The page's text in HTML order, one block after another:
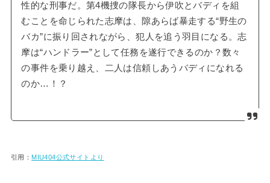
性的な刑事だ。第4機捜の隊長から伊吹とバディを組
むことを命じられた志摩は、隙あらば暴走する“野生の
バカ”に振り回されながら、犯人を追う羽目になる。志
摩は“ハンドラー”として任務を遂行できるのか？数々
の事件を乗り越え、二人は信頼しあうバディになれる
のか…！？
引用： MIU404公式サイトより